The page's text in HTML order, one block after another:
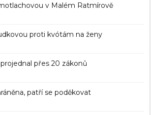
v Malém Ratmírově
proti kvótám na ženy
přes 20 zákonů
patří se poděkovat